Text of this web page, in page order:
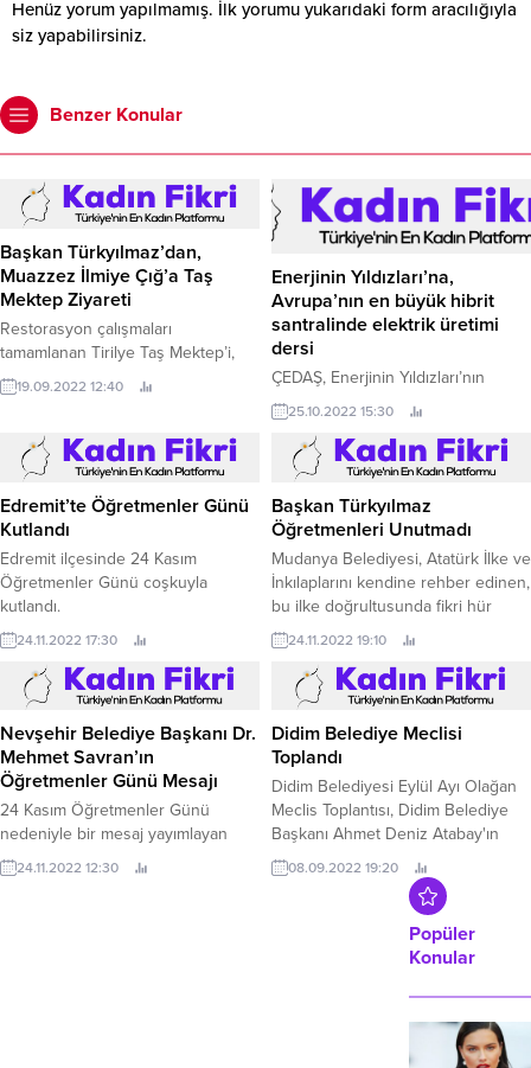
Henüz yorum yapılmamış. İlk yorumu yukarıdaki form aracılığıyla
siz yapabilirsiniz.
Benzer Konular
Başkan Türkyılmaz’dan,
Muazzez İlmiye Çığ’a Taş
Mektep Ziyareti
Restorasyon çalışmaları
tamamlanan Tirilye Taş Mektep’i,
kent müzesi ve akademi olarak
sosyal ve kültürel yaşama
sürdürürken, Tirilye’nin simgesi Taş
Mektep’in bir bölümü Türkiye’nin ilk
Sümeroloğu Muazzez İlmiye Çığ’ın
ismiyle yaşayacak.
19.09.2022 12:40
Enerjinin Yıldızları’na,
Avrupa’nın en büyük hibrit
santralinde elektrik üretimi
dersi
ÇEDAŞ, Enerjinin Yıldızları’nın
yenilenebilir enerji kaynakları ile
elektrik üretiminin aşamalarını
yerinde görmeleri için Türkiye’nin
ilk, Avrupa’nın ise en büyük hibrit
santrali olma özelliğini taşıyan
Bingöl Aşağı Kaleköy Barajı ve HES
Birleşik Yenilenebilir (Hibrit) Elektrik
Üretim Tesisine teknik bir gezi
düzenledi.
25.10.2022 15:30
Edremit’te Öğretmenler Günü
Kutlandı
Edremit ilçesinde 24 Kasım
Öğretmenler Günü coşkuyla
kutlandı.
24.11.2022 17:30
Başkan Türkyılmaz
Öğretmenleri Unutmadı
Mudanya Belediyesi, Atatürk İlke ve
İnkılaplarını kendine rehber edinen,
bu ilke doğrultusunda fikri hür
vicdanı hür nesiller yetiştiren
öğretmenleri 24 Kasım
Öğretmenler Günü’nde unutmadı.
24.11.2022 19:10
Nevşehir Belediye Başkanı Dr.
Mehmet Savran’ın
Öğretmenler Günü Mesajı
24 Kasım Öğretmenler Günü
nedeniyle bir mesaj yayımlayan
Didim Belediye Meclisi
Toplandı
Didim Belediyesi Eylül Ayı Olağan
Meclis Toplantısı, Didim Belediye
Başkanı Ahmet Deniz Atabay'ın
başkanlığında toplandı.
08.09.2022 19:20
Popüler